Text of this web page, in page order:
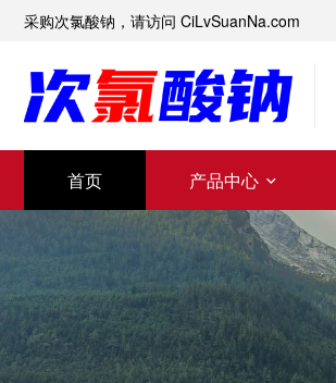
采购次氯酸钠，请访问 CiLvSuanNa.com
首页 产品中心